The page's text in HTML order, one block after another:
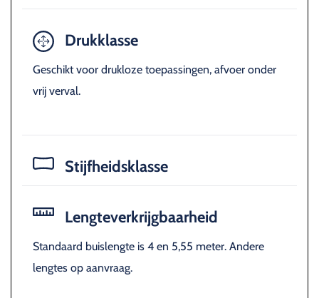
Drukklasse
Geschikt voor drukloze toepassingen, afvoer onder
vrij verval.
Stijfheidsklasse
Lengteverkrijgbaarheid
Standaard buislengte is 4 en 5,55 meter. Andere
lengtes op aanvraag.